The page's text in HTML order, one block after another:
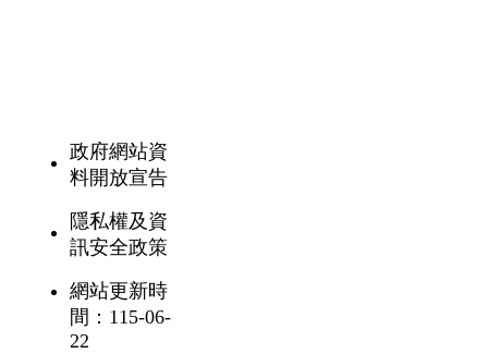
政府網站資
料開放宣告
隱私權及資
訊安全政策
網站更新時
間：115-06-
22